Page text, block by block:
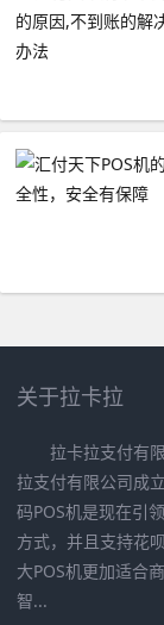
关于拉卡拉
拉卡拉支付有
拉支付有限公司成
码POS机是现在引
方式，并且支持花
大POS机更加适合
智...